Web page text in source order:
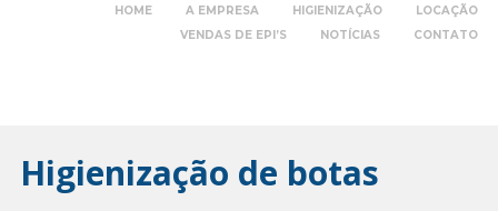
HOME A EMPRESA HIGIENIZAÇÃO
LOCAÇÃO
VENDAS DE EPI’S
NOTÍCIAS CONTATO
Higienização de botas